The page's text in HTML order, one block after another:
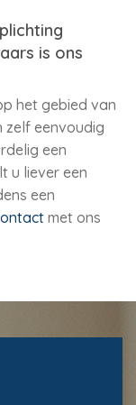
is ons
het gebied van
zelf eenvoudig
een
u liever een
een
met ons